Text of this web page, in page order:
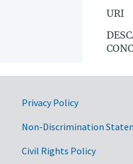
URI
Privacy Policy
Non-Discrimination
Civil Rights Policy